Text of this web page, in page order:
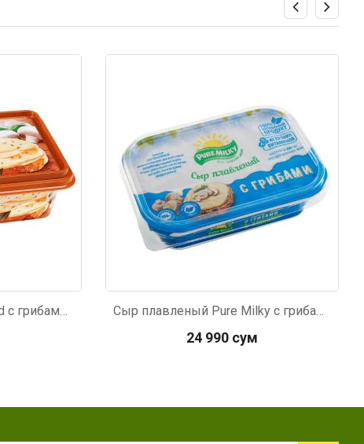
Сыр плавленый Hochland с грибами 200г Сыр плавленый Pure Milky с грибами 200±5г
24 990 сум